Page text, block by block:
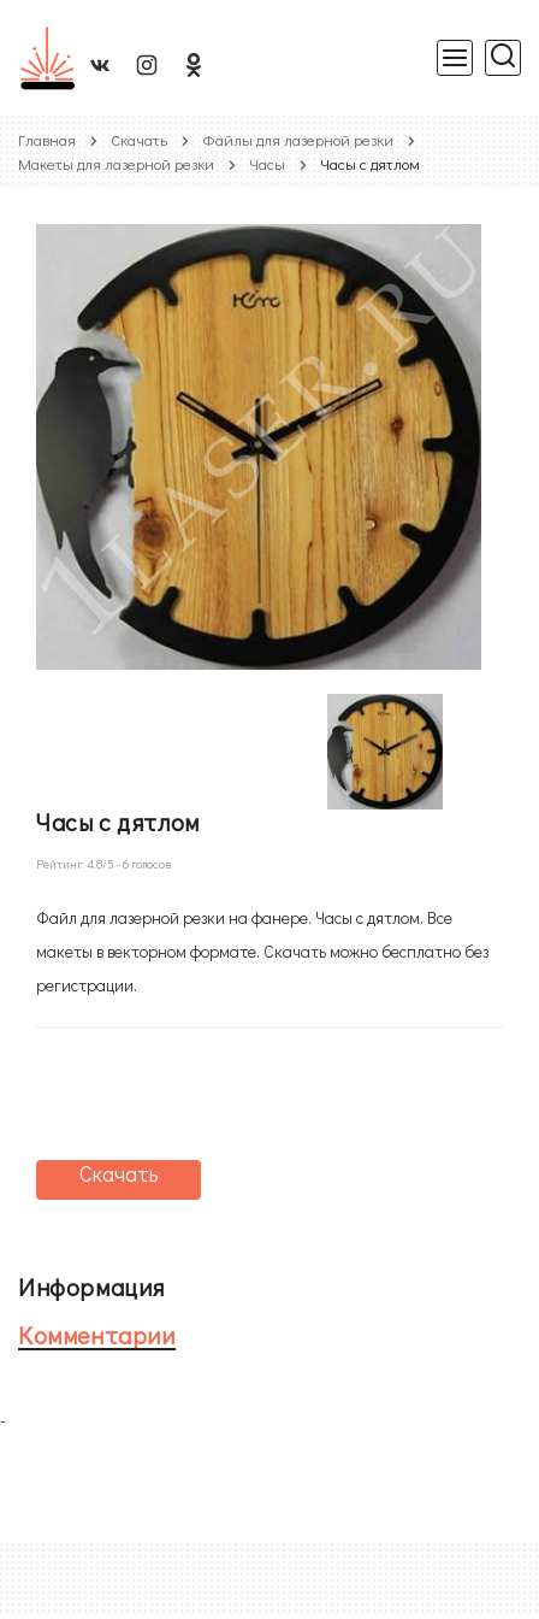
Главная Скачать
Файлы для лазерной резки
Макеты для лазерной резки
Часы Часы с дятлом
Часы с дятлом
Рейтинг:4.8/5 -6 голосов
Файл для лазерной резки на фанере. Часы с дятлом. Все
макеты в векторном формате. Скачать можно бесплатно без
регистрации.
Скачать
Информация
Комментарии
-